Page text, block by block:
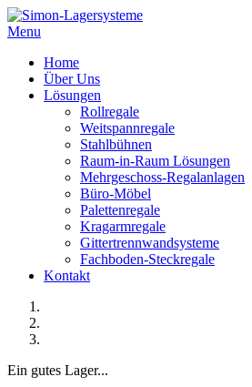
Menu
Home
Über Uns
Lösungen
Rollregale
Weitspannregale
Stahlbühnen
Raum-in-Raum Lösungen
Mehrgeschoss-Regalanlagen
Büro-Möbel
Palettenregale
Kragarmregale
Gittertrennwandsysteme
Fachboden-Steckregale
Kontakt
Ein gutes Lager...